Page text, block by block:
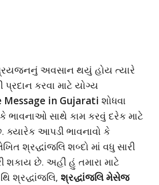
અવસાન થયું હોય ત્યારે
પ્રદાન કરવા માટે યોગ્ય
Message in Gujarati શોધવા
ભાવનાઓ સાથે કામ કરવું દરેક માટે
આપડી ભાવનાવો કે
શ્રદ્ધાંજલિ શબ્દો માં વધુ સારી
શકાય છે. અહીં હું તમારા માટે
શ્રદ્ધાંજલિ, શ્રદ્ધાંજલિ મેસેજ